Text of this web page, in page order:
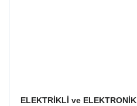
ELEKTRİKLİ ve